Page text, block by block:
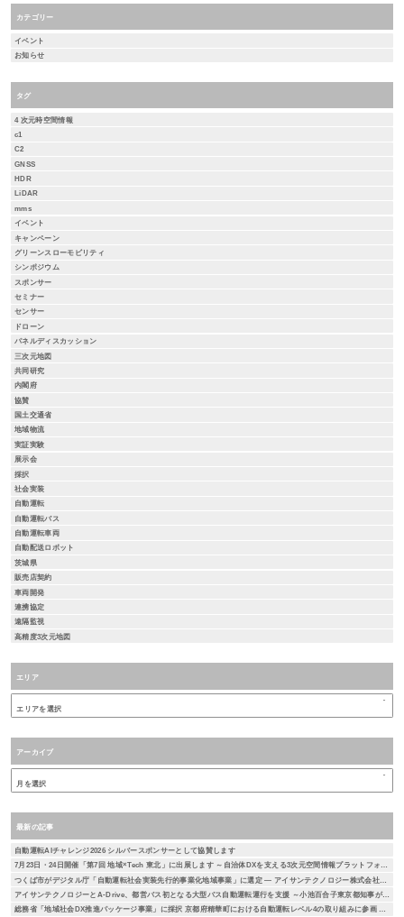
カテゴリー
イベント
お知らせ
タグ
4 次元時空間情報
c1
C2
GNSS
HDR
LiDAR
mms
イベント
キャンペーン
グリーンスローモビリティ
シンポジウム
スポンサー
セミナー
センサー
ドローン
パネルディスカッション
三次元地図
共同研究
内閣府
協賛
国土交通省
地域物流
実証実験
展示会
採択
社会実装
自動運転
自動運転バス
自動運転車両
自動配送ロボット
茨城県
販売店契約
車両開発
連携協定
遠隔監視
高精度3次元地図
エリア
アーカイブ
最新の記事
自動運転AIチャレンジ2026 シルバースポンサーとして協賛します
7月23日・24日開催「第7回 地域×Tech 東北」に出展します ～自治体DXを支える3次元空間情報プラットフォーム「DEXIO™」をご紹介～
つくば市がデジタル庁「自動運転社会実装先行的事業化地域事業」に選定 ― アイサンテクノロジー株式会社とA-Drive株式会社が本取り組みに参画 ―
アイサンテクノロジーとA-Drive、都営バス初となる大型バス自動運転運行を支援 ～小池百合子東京都知事が試乗、自動運転社会の実現に向けた取り組み～
総務省「地域社会DX推進パッケージ事業」に採択 京都府精華町における自動運転レベル4の取り組みに参画 ― 通信とAIを活用した遠隔監視による安全性・経済性の検証を実施 ―